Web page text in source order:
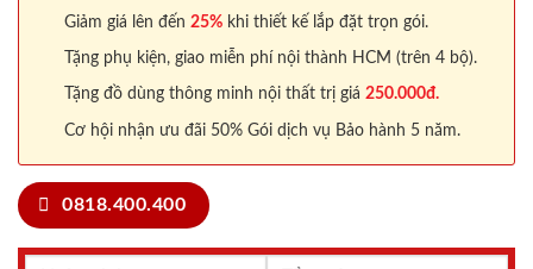
Giảm giá lên đến 25% khi thiết kế lắp đặt trọn gói.
Tặng phụ kiện, giao miễn phí nội thành HCM (trên 4 bộ).
Tặng đồ dùng thông minh nội thất trị giá 250.000đ.
Cơ hội nhận ưu đãi 50% Gói dịch vụ Bảo hành 5 năm.
0818.400.400